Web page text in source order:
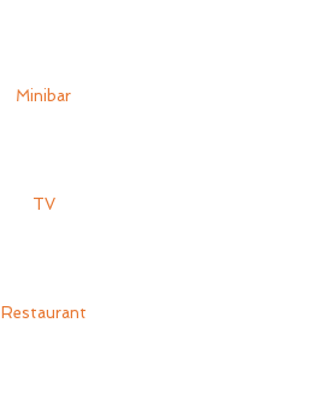
Minibar
TV
Restaurant